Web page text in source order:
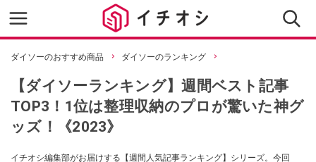
ダイソーのおすすめ商品 ダイソーのランキング
【ダイソーランキング】週間ベスト記事
TOP3！1位は整理収納のプロが驚いた神グ
ッズ！《2023》
イチオシ編集部がお届けする【週間人気記事ランキング】シリーズ。今回